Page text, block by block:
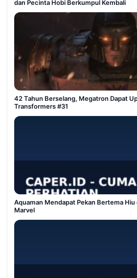
dan Pecinta Hobi Berkumpul Kembali
42 Tahun Berselang, Megatron Dapat
Transformers #31
Aquaman Mendapat Pekan Bertema Hiu
Marvel